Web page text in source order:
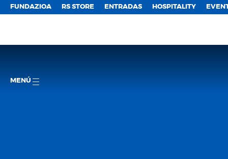
FUNDAZIOA RS STORE ENTRADAS HOSPITALITY
MENÚ